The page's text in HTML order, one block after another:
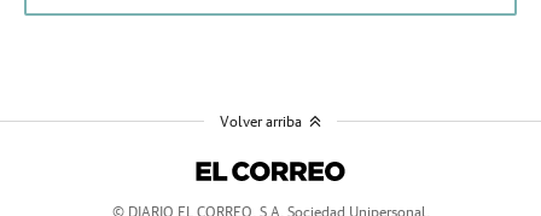
© DIARIO EL CORREO, S.A. Sociedad Unipersonal.
Volver arriba